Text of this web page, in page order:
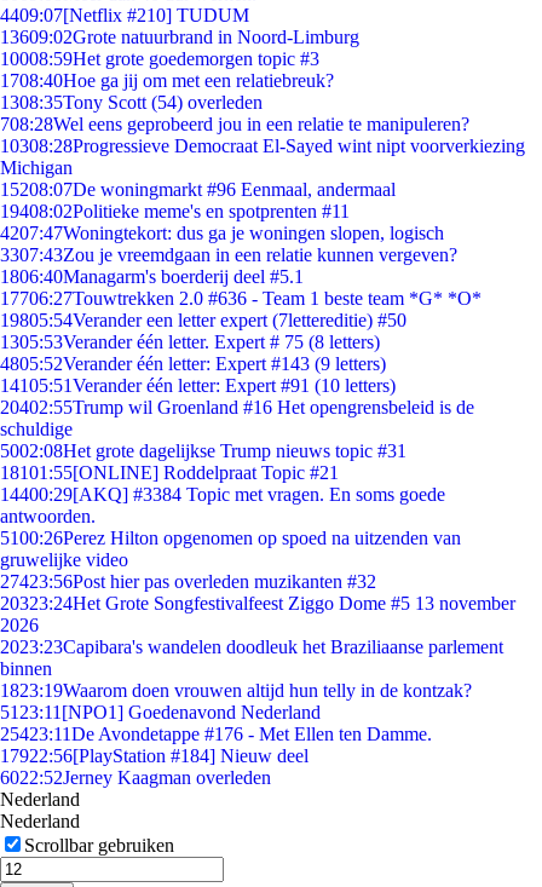
4409:07[Netflix #210] TUDUM
13609:02Grote natuurbrand in Noord-Limburg
10008:59Het grote goedemorgen topic #3
1708:40Hoe ga jij om met een relatiebreuk?
1308:35Tony Scott (54) overleden
708:28Wel eens geprobeerd jou in een relatie te manipuleren?
10308:28Progressieve Democraat El-Sayed wint nipt voorverkiezing
Michigan
15208:07De woningmarkt #96 Eenmaal, andermaal
19408:02Politieke meme's en spotprenten #11
4207:47Woningtekort: dus ga je woningen slopen, logisch
3307:43Zou je vreemdgaan in een relatie kunnen vergeven?
1806:40Managarm's boerderij deel #5.1
17706:27Touwtrekken 2.0 #636 - Team 1 beste team *G* *O*
19805:54Verander een letter expert (7lettereditie) #50
1305:53Verander één letter. Expert # 75 (8 letters)
4805:52Verander één letter: Expert #143 (9 letters)
14105:51Verander één letter: Expert #91 (10 letters)
20402:55Trump wil Groenland #16 Het opengrensbeleid is de
schuldige
5002:08Het grote dagelijkse Trump nieuws topic #31
18101:55[ONLINE] Roddelpraat Topic #21
14400:29[AKQ] #3384 Topic met vragen. En soms goede
antwoorden.
5100:26Perez Hilton opgenomen op spoed na uitzenden van
gruwelijke video
27423:56Post hier pas overleden muzikanten #32
20323:24Het Grote Songfestivalfeest Ziggo Dome #5 13 november
2026
2023:23Capibara's wandelen doodleuk het Braziliaanse parlement
binnen
1823:19Waarom doen vrouwen altijd hun telly in de kontzak?
51 23:11 [NPO1] Goedenavond Nederland
25423:11De Avondetappe #176 - Met Ellen ten Damme.
17922:56[PlayStation #184] Nieuw deel
6022:52Jerney Kaagman overleden
Nederland
Nederland
Scrollbar gebruiken